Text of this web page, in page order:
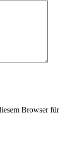
Browser für